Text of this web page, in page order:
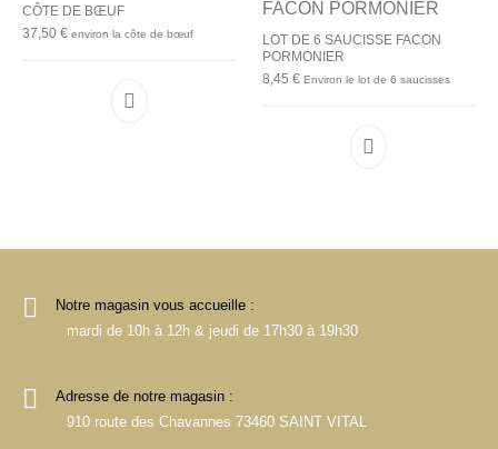
CÔTE DE BŒUF
37,50€ environ la côte de bœuf
LOT DE 6 SAUCISSE FACON
PORMONIER
8,45 € Environ le lot de 6 saucisses
Notre magasin vous accueille :
mardi de 10h à 12h & jeudi de 17h30 à 19h30
Adresse de notre magasin :
910 route des Chavannes 73460 SAINT VITAL